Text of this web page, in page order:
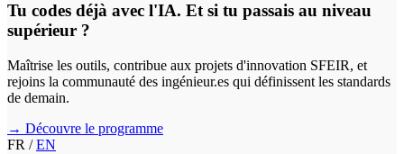
Tu codes déjà avec l'IA. Et si tu passais au niveau
supérieur ?
Maîtrise les outils, contribue aux projets d'innovation SFEIR, et
rejoins la communauté des ingénieur.es qui définissent les standards
de demain.
→ Découvre le programme
FR / EN